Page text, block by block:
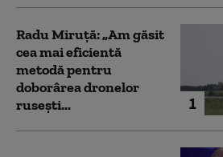
1
Radu Miruță: „Am găsit
cea mai eficientă
metodă pentru
doborârea dronelor
rusești...